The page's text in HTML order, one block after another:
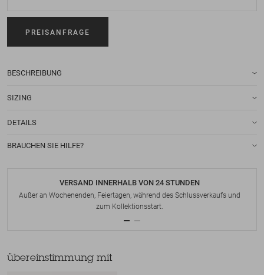
BESCHREIBUNG
SIZING
DETAILS
BRAUCHEN SIE HILFE?
VERSAND INNERHALB VON 24 STUNDEN
Außer an Wochenenden, Feiertagen, während des Schlussverkaufs und
zum Kollektionsstart.
übereinstimmung mit